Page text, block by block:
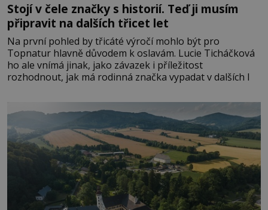
Stojí v čele značky s historií. Teď ji musím
připravit na dalších třicet let
Na první pohled by třicáté výročí mohlo být pro
Topnatur hlavně důvodem k oslavám. Lucie Ticháčková
ho ale vnímá jinak, jako závazek i příležitost
rozhodnout, jak má rodinná značka vypadat v dalších l